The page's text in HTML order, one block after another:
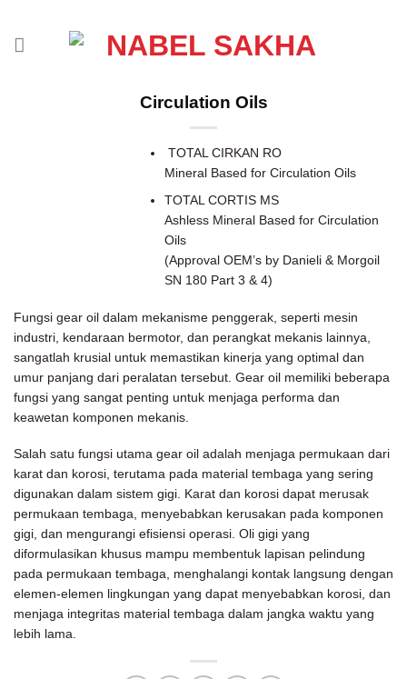
Circulation Oils
TOTAL CIRKAN RO
Mineral Based for Circulation Oils
TOTAL CORTIS MS
Ashless Mineral Based for Circulation
Oils
(Approval OEM’s by Danieli & Morgoil
SN 180 Part 3 & 4)
Fungsi gear oil dalam mekanisme penggerak, seperti mesin
industri, kendaraan bermotor, dan perangkat mekanis lainnya,
sangatlah krusial untuk memastikan kinerja yang optimal dan
umur panjang dari peralatan tersebut. Gear oil memiliki beberapa
fungsi yang sangat penting untuk menjaga performa dan
keawetan komponen mekanis.
Salah satu fungsi utama gear oil adalah menjaga permukaan dari
karat dan korosi, terutama pada material tembaga yang sering
digunakan dalam sistem gigi. Karat dan korosi dapat merusak
permukaan tembaga, menyebabkan kerusakan pada komponen
gigi, dan mengurangi efisiensi operasi. Oli gigi yang
diformulasikan khusus mampu membentuk lapisan pelindung
pada permukaan tembaga, menghalangi kontak langsung dengan
elemen-elemen lingkungan yang dapat menyebabkan korosi, dan
menjaga integritas material tembaga dalam jangka waktu yang
lebih lama.